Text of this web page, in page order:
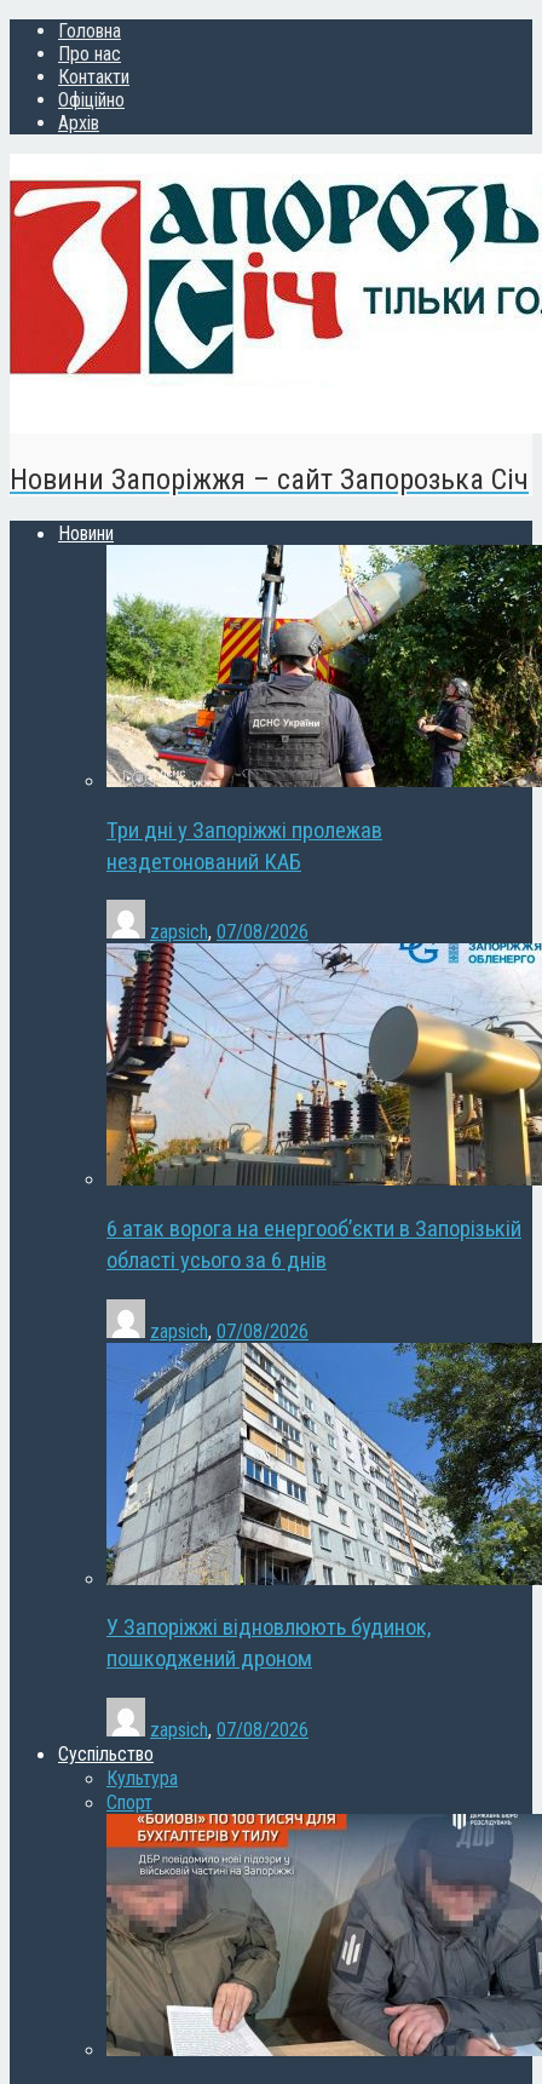
Головна
Про нас
Контакти
Офіційно
Архів
Новини Запоріжжя – сайт Запорозька Січ
Новини
Три дні у Запоріжжі пролежав
нездетонований КАБ
zapsich, 07/08/2026
6 атак ворога на енергооб’єкти в Запорізькій
області усього за 6 днів
zapsich, 07/08/2026
У Запоріжжі відновлюють будинок,
пошкоджений дроном
zapsich, 07/08/2026
Суспільство
Культура
Спорт